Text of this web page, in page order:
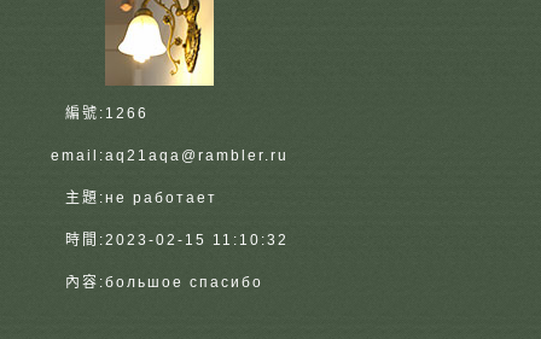
編號: 1266
email:aq21aqa@rambler.ru
主題:не работает
時間:2023-02-15 11:10:32
內容:большое спасибо